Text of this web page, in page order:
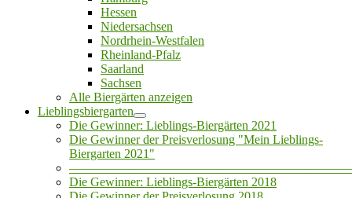
Hessen
Niedersachsen
Nordrhein-Westfalen
Rheinland-Pfalz
Saarland
Sachsen
Alle Biergärten anzeigen
Lieblingsbiergarten
Die Gewinner: Lieblings-Biergärten 2021
Die Gewinner der Preisverlosung "Mein Lieblings-
Biergarten 2021"
Die Gewinner: Lieblings-Biergärten 2018